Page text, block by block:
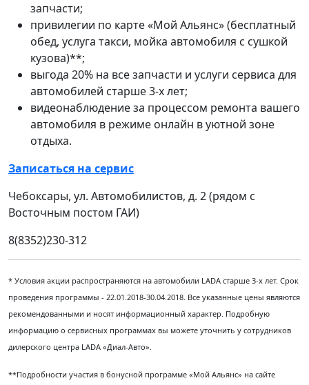
запчасти;
привилегии по карте «Мой Альянс» (бесплатный
обед, услуга такси, мойка автомобиля с сушкой
кузова)**;
выгода 20% на все запчасти и услуги сервиса для
автомобилей старше 3-х лет;
видеонаблюдение за процессом ремонта вашего
автомобиля в режиме онлайн в уютной зоне
отдыха.
Записаться на сервис
Чебоксары, ул. Автомобилистов, д. 2 (рядом с
Восточным постом ГАИ)
8(8352)230-312
* Условия акции распространяются на автомобили LADA старше 3-х лет. Срок
проведения программы - 22.01.2018-30.04.2018. Все указанные цены являются
рекомендованными и носят информационный характер. Подробную
информацию о сервисных программах вы можете уточнить у сотрудников
дилерского центра LADA «Диал-Авто».
**Подробности участия в бонусной программе «Мой Альянс» на сайте